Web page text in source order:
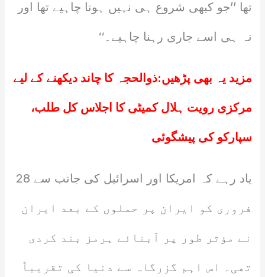
تھا ’’جو کبھی شروع ہی نہیں ہونا چاہیے تھا اور
نہ ہی اسے جاری رہنا چاہیے۔‘‘
مزید یہ بھی پڑھیں:ذوالحجہ کا چاند دیکھنے کے لیے
مرکزی رویت ہلال کمیٹی کا اجلاس کل طلب،
سپارکو کی پیشگوئی
یاد رہے کہ امریکا اور اسرائیل کی جانب سے 28
فروری کو ایران پر حملوں کے بعد ایران
نے مؤثر طور پر آبنائے ہرمز بند کردی
تھی۔ اس اہم گزرگاہ سے دنیا کی تقریباً